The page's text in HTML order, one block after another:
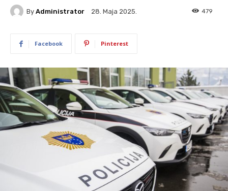
By Administrator 28. Maja 2025. 479
Facebook Pinterest